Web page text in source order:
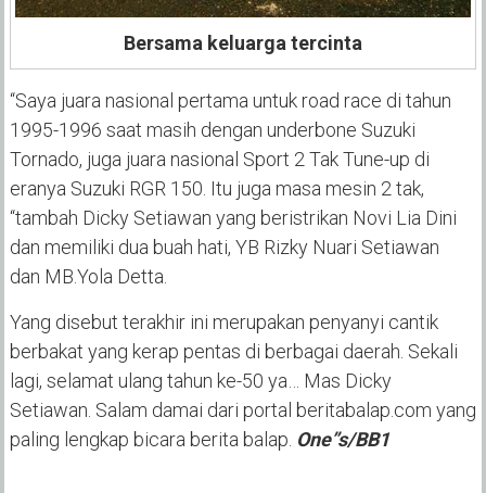
Bersama keluarga tercinta
“Saya juara nasional pertama untuk road race di tahun
1995-1996 saat masih dengan underbone Suzuki
Tornado, juga juara nasional Sport 2 Tak Tune-up di
eranya Suzuki RGR 150. Itu juga masa mesin 2 tak,
“tambah Dicky Setiawan yang beristrikan Novi Lia Dini
dan memiliki dua buah hati, YB Rizky Nuari Setiawan
dan MB.Yola Detta.
Yang disebut terakhir ini merupakan penyanyi cantik
berbakat yang kerap pentas di berbagai daerah. Sekali
lagi, selamat ulang tahun ke-50 ya… Mas Dicky
Setiawan. Salam damai dari portal beritabalap.com yang
paling lengkap bicara berita balap. One”s/BB1